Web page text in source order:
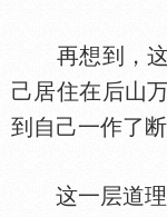
再想到，这
己居住在后山
到自己一作了
这一层道理